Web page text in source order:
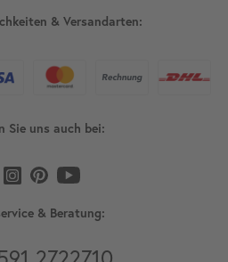
& Versandarten:
Sie uns auch bei:
& Beratung: